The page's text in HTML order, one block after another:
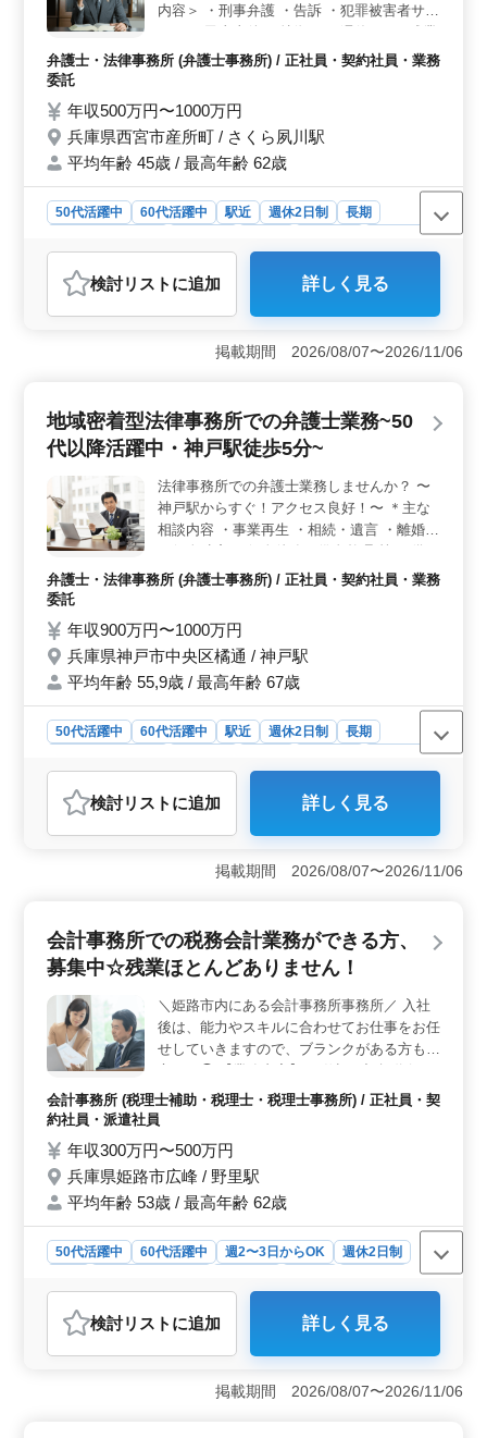
能なので、自分のキャリアに合った環境を築けるでしょ
う。
内容＞ ・刑事弁護 ・告訴 ・犯罪被害者サポ
少なめ ・交通費支給 相談しやすい雰囲気づ
活かして頂ける方、ご応募お待ちしておりま
す☆
弁護士・法律事務所 (弁護士事務所) / 正社員・契約社員・業務
委託
年収500万円〜1000万円
兵庫県西宮市産所町 / さくら夙川駅
平均年齢 45歳 / 最高年齢 62歳
50代活躍中 60代活躍中 駅近 週休2日制
長期
業務委託
おすすめポイント
＜弁護士業務の幅広さ＞ 西宮市での法律事務所募集。
刑事弁護、告訴、犯罪被害者サポート、民事事件など、
幅広い業務に携われます。経験豊富な方にとって新しい
残業少なめ、交通費支給など、働きやすい環境が整って
います。相談しやすい雰囲気で、50代以上の経験者も活
くりが魅力です。 ＜給与と福利厚生＞ 年収500万
円〜1400万円で、実力に見合った報酬。社会保険完備や
交通費実費支給、弁護士費用事務所負担可など、待遇も
整っています。1〜2人の採用なので、アットホームな環
境で個別サポートが受けられます。
検討リスト に追加 詳しく見る
掲載期間 2026/08/07〜2026/11/06
地域密着型法律事務所での弁護士業務~50
代以降活躍中・神戸駅徒歩5分~
法律事務所での弁護士業務しませんか？ 〜
神戸駅からすぐ！アクセス良好！〜 ＊主な
相談内容 ・事業再生 ・相続・遺言 ・離婚
考〜 ・週休2日制 ・社会保険完備 ◎司法試
おります♪
弁護士・法律事務所 (弁護士事務所) / 正社員・契約社員・業務
委託
年収900万円〜1000万円
兵庫県神戸市中央区橘通 / 神戸駅
平均年齢 55,9歳 / 最高年齢 67歳
50代活躍中 60代活躍中 駅近 週休2日制
長期
業務委託
おすすめポイント
＜アクセス便利な立地＞ 神戸駅から徒歩5分の立地に事
務所がありアクセスが抜群です。地域密着型でありなが
ら、多岐にわたる案件で50代以降の経験豊富な方が大い
彩な相談内容に携わることが出来ます。週休2日制で残業
も少なめ、アットホームな環境でお客様の法的ニーズに
利厚生＞ 給与は年収900万円〜1200万円程度です。社
会保険完備や個人受任可能、弁護士費用の事務所負担な
ど充実の福利厚生が整っています。経験を活かして新し
い挑戦ができる環境です。
検討リスト に追加 詳しく見る
掲載期間 2026/08/07〜2026/11/06
会計事務所での税務会計業務ができる方、
募集中☆残業ほとんどありません！
＼姫路市内にある会計事務所事務所／ 入社
後は、能力やスキルに合わせてお仕事をお任
せしていきますので、ブランクがある方も安
電話、来客応対 ・年末調整、給与計算 ・決
算業務 ・申告書作成 ・月次巡回監査等 【ポ
中 ＊アットホーム ＊残業ほとんどなし 年齢
は選考対象になりませんので、皆様のご応募
どしどしお待ちしております！
会計事務所 (税理士補助・税理士・税理士事務所) / 正社員・契
約社員・派遣社員
年収300万円〜500万円
兵庫県姫路市広峰 / 野里駅
平均年齢 53歳 / 最高年齢 62歳
50代活躍中 60代活躍中 週2〜3日からOK
週休2日制
おすすめポイント
＜働きやすさ＞ 兵庫県姫路市広峰に位置する会計事務
所では週2〜3日からの勤務や週休2日制、残業がほとんど
ない労働環境が整っています。特にシニア層の方々の採
検討リスト に追加 詳しく見る
掲載期間 2026/08/07〜2026/11/06